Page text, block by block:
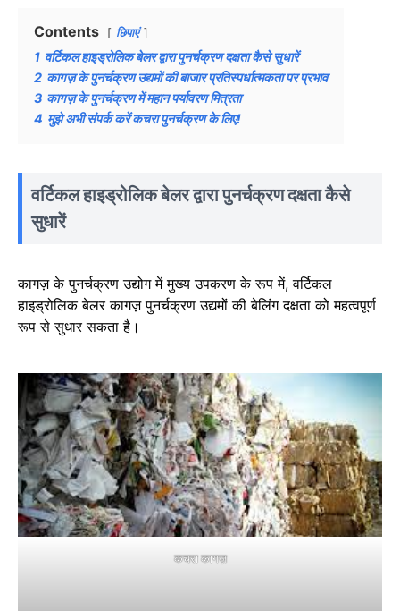
Contents छिपाएं
1 वर्टिकल हाइड्रोलिक बेलर द्वारा पुनर्चक्रण दक्षता कैसे सुधारें
2 कागज़ के पुनर्चक्रण उद्यमों की बाजार प्रतिस्पर्धात्मकता पर प्रभाव
3 कागज़ के पुनर्चक्रण में महान पर्यावरण मित्रता
4 मुझे अभी संपर्क करें कचरा पुनर्चक्रण के लिए!
वर्टिकल हाइड्रोलिक बेलर द्वारा पुनर्चक्रण दक्षता कैसे
सुधारें
कागज़ के पुनर्चक्रण उद्योग में मुख्य उपकरण के रूप में, वर्टिकल
हाइड्रोलिक बेलर कागज़ पुनर्चक्रण उद्यमों की बेलिंग दक्षता को महत्वपूर्ण
रूप से सुधार सकता है।
कचरा कागज़